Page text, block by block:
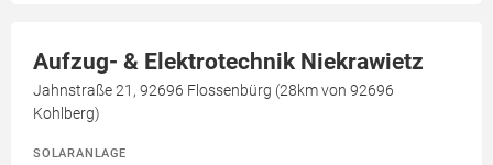
Aufzug- & Elektrotechnik Niekrawietz
Jahnstraße 21, 92696 Flossenbürg (28km von 92696
Kohlberg)
SOLARANLAGE